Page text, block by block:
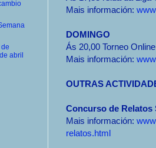
Mais información:
DOMINGO
Ás 20,00 Torneo Online
Mais información:
OUTRAS
Concurso de Relatos
Mais información:
relatos.html
abril